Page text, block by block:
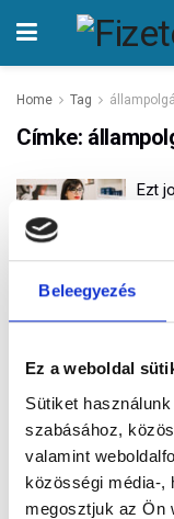
Beleegyezés
Ez a weboldal
Sütiket
szabásához,
valamint
közösségi média-,
megosztjuk az Ön
Home Tag
Címke:
Ezt
Ne
Mi vár